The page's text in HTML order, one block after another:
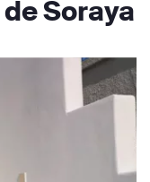
de Soraya